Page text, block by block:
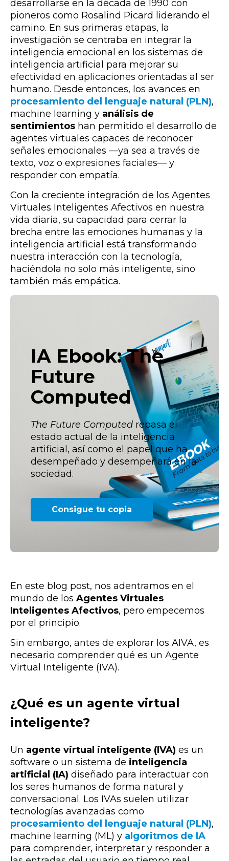
desarrollarse en la década de 1990 con
pioneros como Rosalind Picard liderando el
camino. En sus primeras etapas, la
investigación se centraba en integrar la
inteligencia emocional en los sistemas de
inteligencia artificial para mejorar su
efectividad en aplicaciones orientadas al ser
humano. Desde entonces, los avances en
procesamiento del lenguaje natural (PLN),
machine learning y análisis de
sentimientos han permitido el desarrollo de
agentes virtuales capaces de reconocer
señales emocionales —ya sea a través de
texto, voz o expresiones faciales— y
responder con empatía.
Con la creciente integración de los Agentes
Virtuales Inteligentes Afectivos en nuestra
vida diaria, su capacidad para cerrar la
brecha entre las emociones humanas y la
inteligencia artificial está transformando
nuestra interacción con la tecnología,
haciéndola no solo más inteligente, sino
también más empática.
IA Ebook: The
Future
Computed
The Future Computed repasa el
estado actual de la inteligencia
artificial, así como el papel que ha
desempeñado y desempeñará en la
sociedad.
Consigue tu copia
En este blog post, nos adentramos en el
mundo de los Agentes Virtuales
Inteligentes Afectivos, pero empecemos
por el principio.
Sin embargo, antes de explorar los AIVA, es
necesario comprender qué es un Agente
Virtual Inteligente (IVA).
¿Qué es un agente virtual
inteligente?
Un agente virtual inteligente (IVA) es un
software o un sistema de inteligencia
artificial (IA) diseñado para interactuar con
los seres humanos de forma natural y
conversacional. Los IVAs suelen utilizar
tecnologías avanzadas como
procesamiento del lenguaje natural (PLN),
machine learning (ML) y algoritmos de IA
para comprender, interpretar y responder a